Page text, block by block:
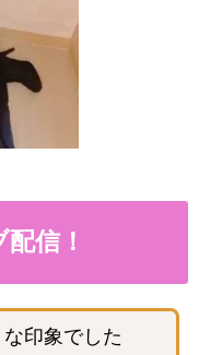
信！
印象でした